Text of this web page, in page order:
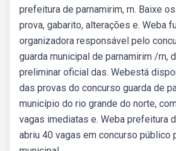
prefeitura de parnamirim, rn. Baixe
prova, gabarito, alterações e. Weba
organizadora responsável pelo
guarda municipal de parnamirim /rn,
preliminar oficial das. Webestá
das provas do concurso guarda de
município do rio grande do norte,
vagas imediatas e. Weba prefeitura
abriu 40 vagas em concurso público